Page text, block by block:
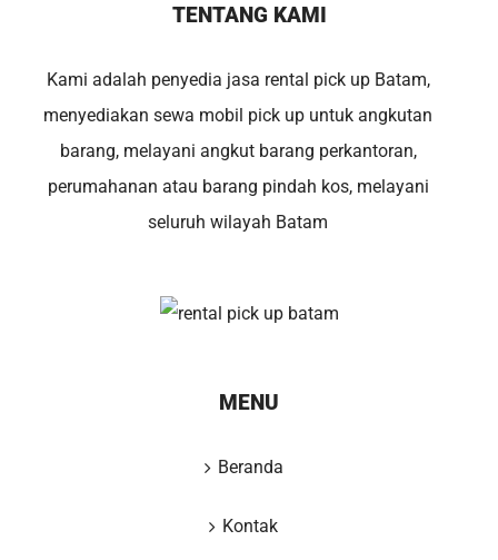
TENTANG KAMI
Kami adalah penyedia jasa rental pick up Batam,
menyediakan sewa mobil pick up untuk angkutan
barang, melayani angkut barang perkantoran,
perumahanan atau barang pindah kos, melayani
seluruh wilayah Batam
MENU
Beranda
Kontak